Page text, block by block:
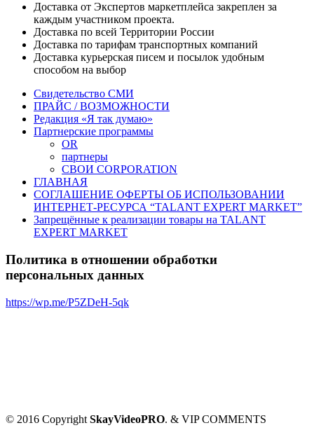
Доставка от Экспертов маркетплейса закреплен за
каждым участником проекта.
Доставка по всей Территории России
Доставка по тарифам транспортных компаний
Доставка курьерская писем и посылок удобным
способом на выбор
Свидетельство СМИ
ПРАЙС / ВОЗМОЖНОСТИ
Редакция «Я так думаю»
Партнерские программы
OR
партнеры
СВОИ CORPORATION
ГЛАВНАЯ
СОГЛАШЕНИЕ ОФЕРТЫ ОБ ИСПОЛЬЗОВАНИИ
ИНТЕРНЕТ-РЕСУРСА “TALANT EXPERT MARKET”
Запрещённые к реализации товары на TALANT
EXPERT MARKET
Политика в отношении обработки
персональных данных
https://wp.me/P5ZDeH-5qk
© 2016 Copyright SkayVideoPRO. & VIP COMMENTS